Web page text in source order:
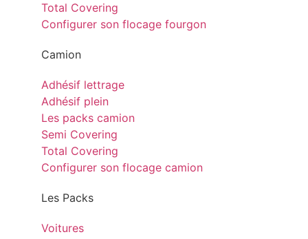
Total Covering
Configurer son flocage fourgon
Camion
Adhésif lettrage
Adhésif plein
Les packs camion
Semi Covering
Total Covering
Configurer son flocage camion
Les Packs
Voitures